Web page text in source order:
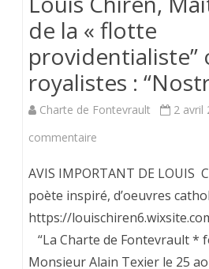
de la « flotte
providentialiste”
royalistes :
Charte de Fontevrault 2 avril
commentaire
Chiren,
Maître
imagier
AVIS IMPORTANT DE LOUIS
poète inspiré, d’oeuvres
https://
“La Charte de Fontevrault *
Monsieur Alain Texier le 25